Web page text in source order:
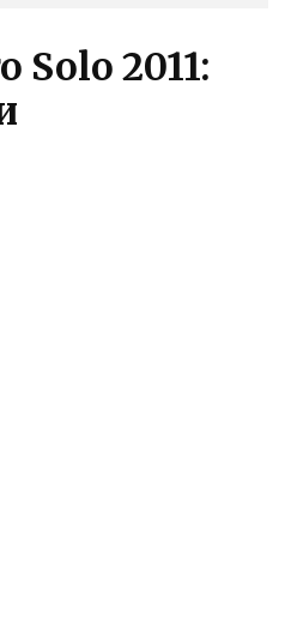
Solo 2011: